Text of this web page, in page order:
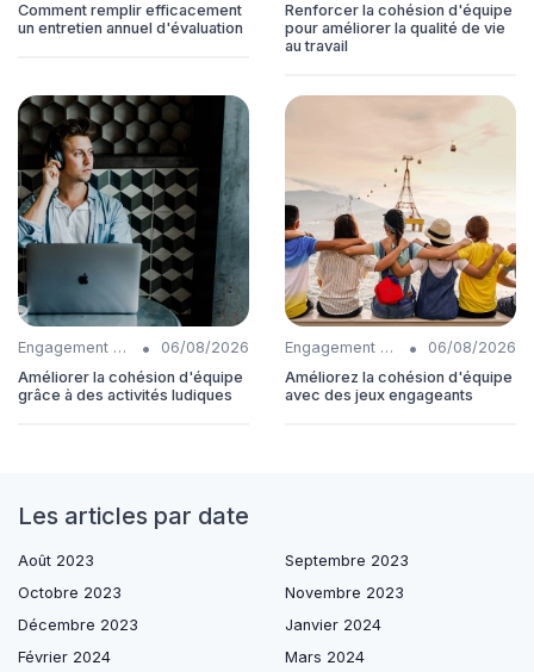
Comment remplir efficacement
un entretien annuel d'évaluation
Renforcer la cohésion d'équipe
pour améliorer la qualité de vie
au travail
Engagement collaborateurs •
06/08/2026
Améliorer la cohésion d'équipe
grâce à des activités ludiques
Engagement collaborateurs •
06/08/2026
Améliorez la cohésion d'équipe
avec des jeux engageants
Les articles par date
Août 2023
Septembre 2023
Octobre 2023
Novembre 2023
Décembre 2023
Janvier 2024
Février 2024
Mars 2024